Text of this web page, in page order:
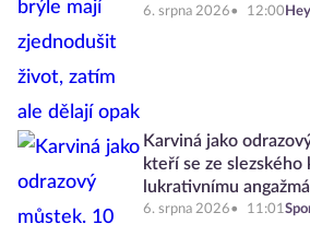
6. srpna 2026 12:00
Karviná jako
kteří se ze
lukrativnímu angažmá
6. srpna 2026 11:01